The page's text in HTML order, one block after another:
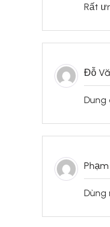
Rất
Đỗ
Dung
Dùng